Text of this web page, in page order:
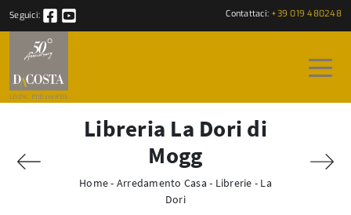
Seguici: Contattaci: +39 019 480248
Libreria La Dori di
Mogg
Home- Arredamento Casa - Librerie - La
Dori